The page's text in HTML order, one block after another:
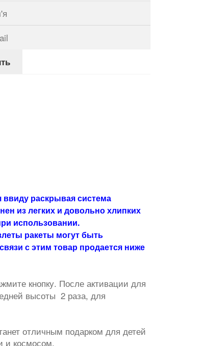
раскрывая система
из легких и довольно хлипких
использовании.
ракеты могут быть
с этим товар продается ниже
кнопку. После активации для
высоты 2 раза, для
отличным подарком для детей
и космосом.